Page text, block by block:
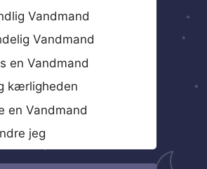
Vandmand
Vandmand
en Vandmand
kærligheden
en Vandmand
jeg